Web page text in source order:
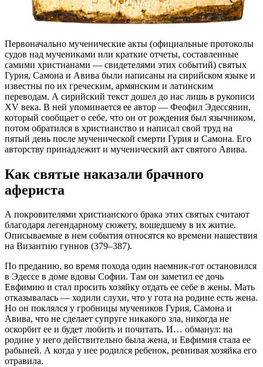
Первоначально мученические акты (официальные протоколы
судов над мучениками или краткие отчеты, составленные
самими христианами — свидетелями этих событий) святых
Гурия, Самона и Авива были написаны на сирийском языке и
известны по их греческим, армянским и латинским
переводам. А сирийский текст дошел до нас лишь в рукописи
XV века. В ней упоминается ее автор — Феофил Эдессянин,
который сообщает о себе, что он от рождения был язычником,
потом обратился в христианство и написал свой труд на
пятый день после мученической смерти Гурия и Самона. Его
авторству принадлежит и мученический акт святого Авива.
Как святые наказали брачного
афериста
А покровителями христианского брака этих святых считают
благодаря легендарному сюжету, вошедшему в их житие.
Описываемые в нем события относятся ко времени нашествия
на Византию гуннов (379–387).
По преданию, во время похода один наемник-гот остановился
в Эдессе в доме вдовы Софии. Там он заметил ее дочь
Евфимию и стал просить хозяйку отдать ее себе в жены. Мать
отказывалась — ходили слухи, что у гота на родине есть жена.
Но он поклялся у гробницы мучеников Гурия, Самона и
Авива, что не сделает супруге никакого зла, никогда не
оскорбит ее и будет любить и почитать. И… обманул: на
родине у него действительно была жена, и Евфимия стала ее
рабыней. А когда у нее родился ребенок, ревнивая хозяйка его
отравила.